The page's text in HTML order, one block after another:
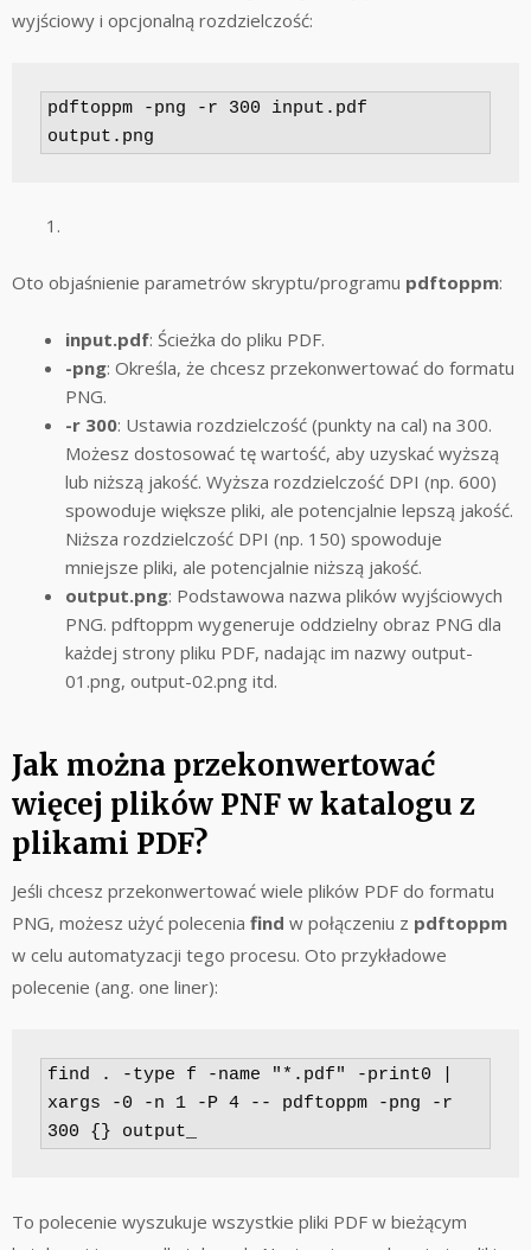
wyjściowy i opcjonalną rozdzielczość:
pdftoppm -png -r 300 input.pdf
output.png
Oto objaśnienie parametrów skryptu/programu pdftoppm:
input.pdf: Ścieżka do pliku PDF.
-png: Określa, że ​​chcesz przekonwertować do formatu
PNG.
-r 300: Ustawia rozdzielczość (punkty na cal) na 300.
Możesz dostosować tę wartość, aby uzyskać wyższą
lub niższą jakość. Wyższa rozdzielczość DPI (np. 600)
spowoduje większe pliki, ale potencjalnie lepszą jakość.
Niższa rozdzielczość DPI (np. 150) spowoduje
mniejsze pliki, ale potencjalnie niższą jakość.
output.png: Podstawowa nazwa plików wyjściowych
PNG. pdftoppm wygeneruje oddzielny obraz PNG dla
każdej strony pliku PDF, nadając im nazwy output-
01.png, output-02.png itd.
Jak można przekonwertować
więcej plików PNF w katalogu z
plikami PDF?
Jeśli chcesz przekonwertować wiele plików PDF do formatu
PNG, możesz użyć polecenia find w połączeniu z pdftoppm
w celu automatyzacji tego procesu. Oto przykładowe
polecenie (ang. one liner):
find . -type f -name "*.pdf" -print0 |
xargs -0 -n 1 -P 4 -- pdftoppm -png -r
300 {} output_
To polecenie wyszukuje wszystkie pliki PDF w bieżącym